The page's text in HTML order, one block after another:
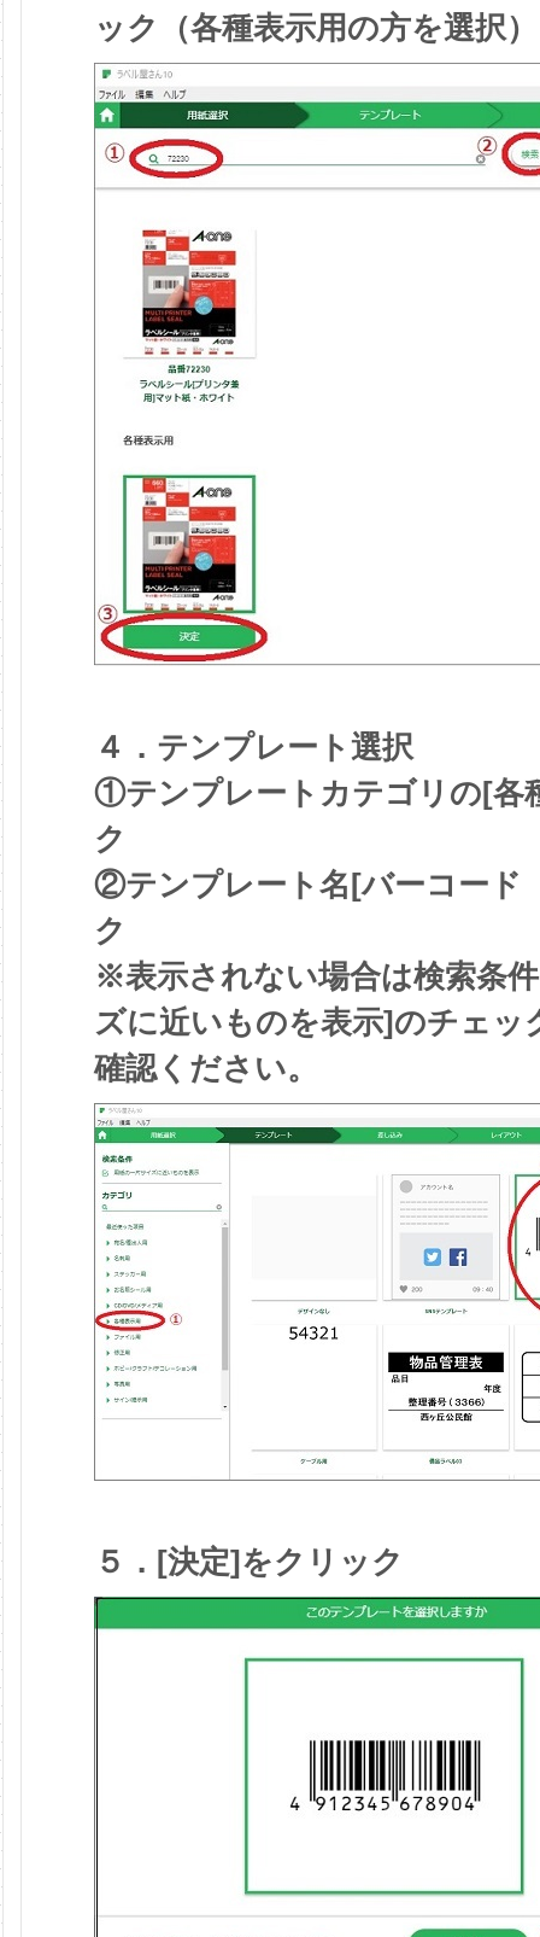
ック（各種表示用の方を選択）
４．テンプレート選択
①テンプレートカテゴリの[各
ク
②テンプレート名[バーコード
ク
※表示されない場合は検索条
ズに近いものを表示]のチェッ
確認ください。
５．[決定]をクリック